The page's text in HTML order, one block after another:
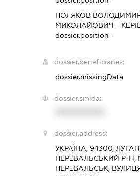
ПОЛЯКОВ
МИКОЛАЙОВИЧ -
dossier.position -
dossier.beneficiaries:
dossier.missingData
dossier.smida:
dossier.address:
УКРАЇНА, 94300,
ПЕРЕВАЛЬСЬКИЙ Р-Н,
ПЕРЕВАЛЬСЬК,